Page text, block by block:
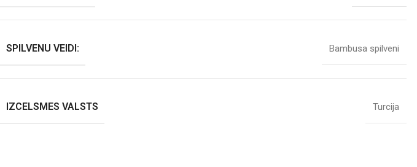
SPILVENU VEIDI: Bambusa spilveni
IZCELSMES VALSTS Turcija